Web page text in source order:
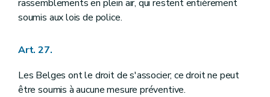
rassemblements en plein air, qui restent entièrement
soumis aux lois de police.
Art. 27.
Les Belges ont le droit de s'associer; ce droit ne peut
être soumis à aucune mesure préventive.